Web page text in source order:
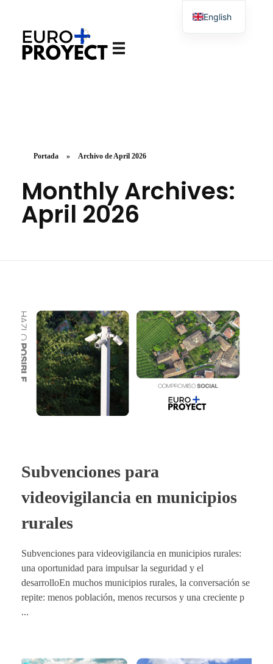
Portada » Archivo de April 2026
Monthly Archives:
April 2026
Subvenciones para
videovigilancia en municipios
rurales
Subvenciones para videovigilancia en municipios rurales:
una oportunidad para impulsar la seguridad y el
desarrolloEn muchos municipios rurales, la conversación se
repite: menos población, menos recursos y una creciente p
...
English